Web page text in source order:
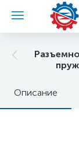
Описание